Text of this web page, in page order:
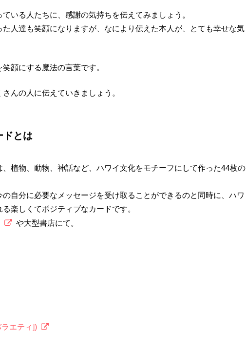
いる人たちに、感謝の気持ちを伝えてみましょう。
た人達も笑顔になりますが、なにより伝えた本人が、とても幸せな気
笑顔にする魔法の言葉です。
んの人に伝えていきましょう。
ドとは
植物、動物、神話など、ハワイ文化をモチーフにして作った44枚の
の自分に必要なメッセージを受け取ることができるのと同時に、ハワ
楽しくてポジティブなカードです。
や大型書店にて。
エティ])